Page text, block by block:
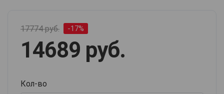
17774 руб. -17%
14689 руб.
Кол-во